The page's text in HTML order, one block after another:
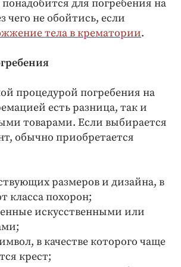
чтиво
года
для погребения на
чего не обойтись, если
тела в крематории.
процедурой погребения на
есть разница, так и
товарами. Если выбирается
обычно приобретается
размеров и дизайна, в
класса похорон;
искусственными или
в качестве которого чаще
крест;